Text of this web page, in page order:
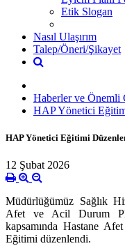
Etik Slogan
Nasıl Ulaşırım
Talep/Öneri/Şikayet
Haberler ve Önemli
HAP Yönetici
HAP Yönetici Eğitimi
12 Şubat 2026
Müdürlüğümüz Sağlık
Afet ve Acil Durum
kapsamında Hastane
Eğitimi düzenlendi.